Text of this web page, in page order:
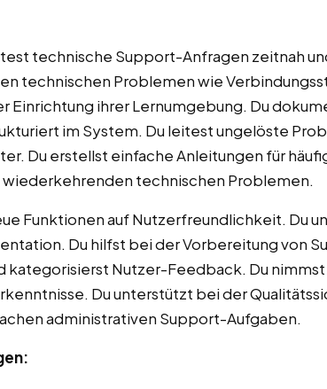
technische Support-Anfragen zeitnah
technischen Problemen wie
Einrichtung ihrer Lernumgebung. Du
im System. Du leitest ungelöste
Du erstellst einfache Anleitungen für
wiederkehrenden technischen Problemen.
Funktionen auf Nutzerfreundlichkeit. Du
Du hilfst bei der Vorbereitung von
kategorisierst Nutzer-Feedback. Du
Du unterstützt bei der
administrativen Support-Aufgaben.